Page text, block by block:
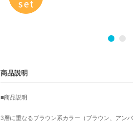
商品説明
■商品説明
3層に重なるブラウン系カラー（ブラウン、アン